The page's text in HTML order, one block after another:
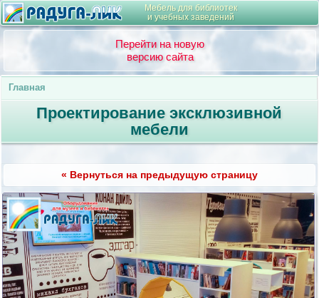
Мебель для библиотек
и учебных заведений
Перейти на новую
версию сайта
Главная
Проектирование эксклюзивной
мебели
« Вернуться на предыдущую страницу